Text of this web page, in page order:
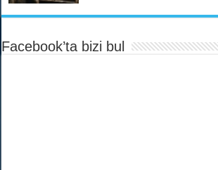
Facebook’ta bizi bul